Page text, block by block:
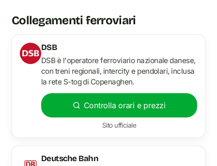
Collegamenti ferroviari
DSB
DSB è l'operatore ferroviario nazionale danese,
con treni regionali, intercity e pendolari, inclusa
la rete S-tog di Copenaghen.
Controlla orari e prezzi
Sito ufficiale
Deutsche Bahn